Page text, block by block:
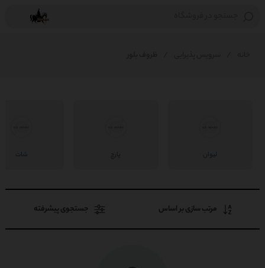
لیوان پارچ شات
مرتب سازی بر اساس جستجوی پیشرفته